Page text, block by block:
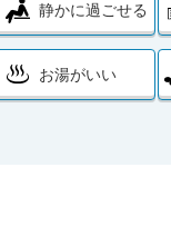
静かに過ごせる
お湯がいい